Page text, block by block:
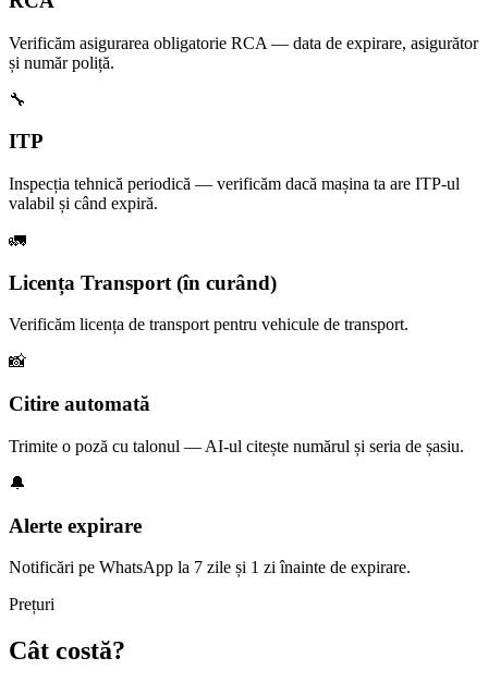
Verificăm asigurarea obligatorie RCA — data de expirare, asigurător
și număr poliță.
🔧
ITP
Inspecția tehnică periodică — verificăm dacă mașina ta are ITP-ul
valabil și când expiră.
🚛
Licența Transport (în curând)
Verificăm licența de transport pentru vehicule de transport.
📸
Citire automată
Trimite o poză cu talonul — AI-ul citește numărul și seria de șasiu.
🔔
Alerte expirare
Notificări pe WhatsApp la 7 zile și 1 zi înainte de expirare.
Prețuri
Cât costă?